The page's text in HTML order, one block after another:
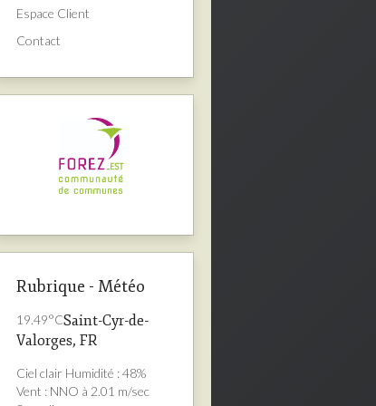
Espace Client
Contact
Rubrique - Météo
19.49°CSaint-Cyr-de-
Valorges, FR
Ciel clair Humidité : 48%
Vent : NNO à 2.01 m/sec